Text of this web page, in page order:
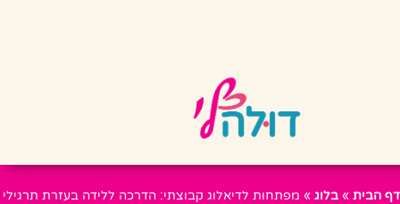
דף הבית » בלוג » מפתחות לדיאלוג קבוצתי: הדרכה ללידה בעזרת תרגילי